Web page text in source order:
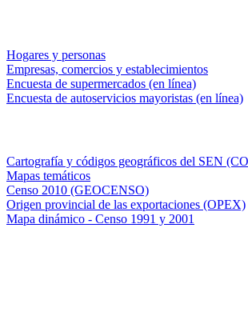
Hogares y personas
Empresas, comercios y establecimientos
Encuesta de supermercados (en línea)
Encuesta de autoservicios mayoristas (en línea)
Cartografía y códigos geográficos del SEN
Mapas temáticos
Censo 2010 (GEOCENSO)
Origen provincial de las exportaciones (OPEX)
Mapa dinámico - Censo 1991 y 2001